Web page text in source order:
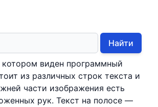
Найти
виден программный
из различных строк текста и
части изображения есть
рук. Текст на полосе —